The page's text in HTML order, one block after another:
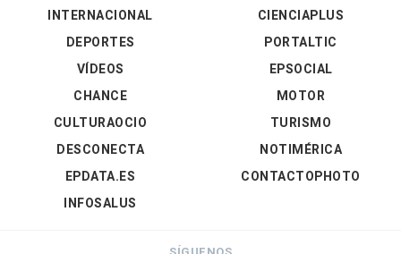
INTERNACIONAL
DEPORTES
VÍDEOS
CIENCIAPLUS
PORTALTIC
EPSOCIAL
CHANCE
CULTURAOCIO
DESCONECTA
EPDATA.ES
INFOSALUS
MOTOR
TURISMO
NOTIMÉRICA
CONTACTOPHOTO